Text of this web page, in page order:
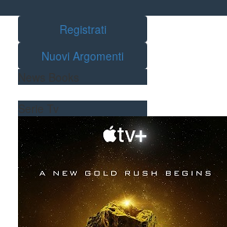
Registrati
Nuovi Argomenti
News Books
Serie Tv